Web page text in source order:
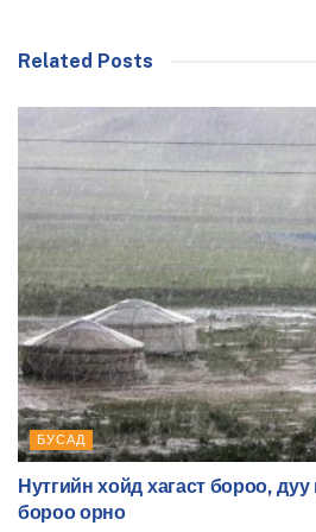
Related Posts
БУСАД
Нутгийн хойд хагаст бороо,
бороо орно